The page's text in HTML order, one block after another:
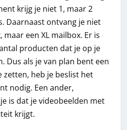
krijg je niet 1, maar 2
Daarnaast ontvang je niet
een XL mailbox. Er is
producten dat je op je
Dus als je van plan bent een
zetten, heb je beslist het
nodig. Een ander,
is dat je videobeelden met
krijgt.